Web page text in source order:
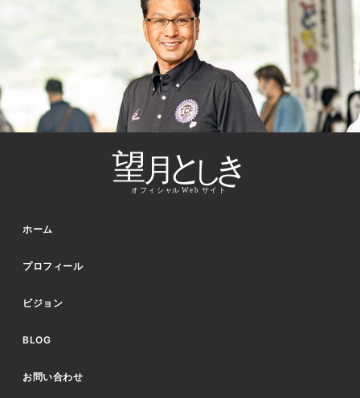
ホーム
プロフィール
ビジョン
BLOG
お問い合わせ